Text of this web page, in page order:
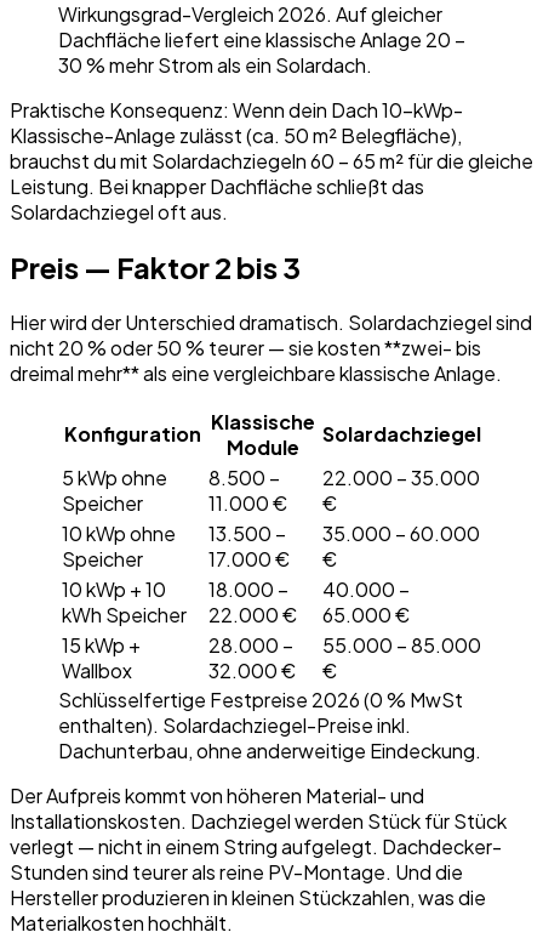
Wirkungsgrad-Vergleich 2026. Auf gleicher
Dachfläche liefert eine klassische Anlage 20 –
30 % mehr Strom als ein Solardach.
Praktische Konsequenz: Wenn dein Dach 10-kWp-
Klassische-Anlage zulässt (ca. 50 m² Belegfläche),
brauchst du mit Solardachziegeln 60 – 65 m² für die gleiche
Leistung. Bei knapper Dachfläche schließt das
Solardachziegel oft aus.
Preis — Faktor 2 bis 3
Hier wird der Unterschied dramatisch. Solardachziegel sind
nicht 20 % oder 50 % teurer — sie kosten **zwei- bis
dreimal mehr** als eine vergleichbare klassische Anlage.
Konfiguration Klassische
Module
Solardachziegel
5 kWp ohne
Speicher
8.500 –
11.000 €
22.000 – 35.000
€
10 kWp ohne
Speicher
13.500 –
17.000 €
35.000 – 60.000
€
10 kWp + 10
kWh Speicher
18.000 –
22.000 €
40.000 –
65.000 €
15 kWp +
Wallbox
28.000 –
32.000 €
55.000 – 85.000
€
Schlüsselfertige Festpreise 2026 (0 % MwSt
enthalten). Solardachziegel-Preise inkl.
Dachunterbau, ohne anderweitige Eindeckung.
Der Aufpreis kommt von höheren Material- und
Installationskosten. Dachziegel werden Stück für Stück
verlegt — nicht in einem String aufgelegt. Dachdecker-
Stunden sind teurer als reine PV-Montage. Und die
Hersteller produzieren in kleinen Stückzahlen, was die
Materialkosten hochhält.